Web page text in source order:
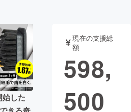
ガジェット
書籍・雑誌
業 チャレンジ
した
現在の支援総
額
598,
500